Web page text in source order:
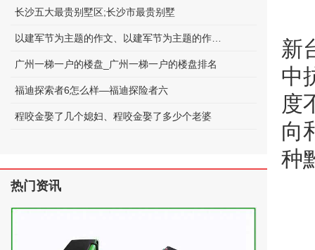
新
中
度
向
种
长沙五大最贵别墅区;长沙市最贵别墅
广州一梯一户的楼盘_广州一梯一户的楼盘排名
福迪探索者6怎么样—福迪探险者六
程咬金娶了几个媳妇、程咬金娶了多少个老婆
热门资讯